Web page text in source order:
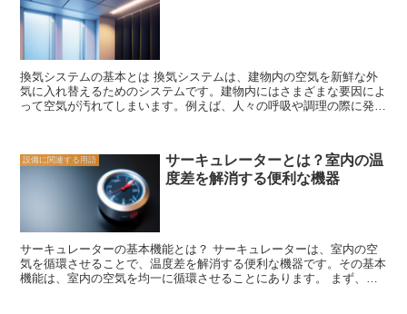
の選び方やメンテナンス方法についても注意が必要です。正しい使い
方を守り、長く安全にお風呂を楽しむためにも、専門家のアドバイス
を受けることをおすすめします。
よく保つため、お湯が冷めにくくなります。そのため、長時間入浴し
ていても快適な温度を保つことができます。 3. 身体にやさしい 和風
浴槽は、身体にやさしい特徴もあります。木材や石材は熱伝導率が低
いため、お湯の熱が直接身体に伝わりにくくなります。そのため、お
湯に浸かっていても身体が熱くなりすぎず、快適な入浴ができます。
4. 環境に配慮 和風浴槽は、環境に配慮した設計がされています。木
材や石材は再生可能な資源であり、廃棄物の処理も比較的容易です。
また、和風浴槽は省エネ効果もあります。お湯の温度を保ちやすいた
環境に配慮した設計など、さまざまな魅力を持っています。日本の伝
統的な風呂文化を体験したい方や、リラックスした入浴空間を求める
方にとって、和風浴槽はおすすめの設備です。ぜひ、自宅の風呂場に
和風浴槽を取り入れて、心地よい入浴体験を楽しんでみてください。
換気システムの基本とは 換気システムは、建物内の空気を新鮮な外
気に入れ替えるためのシステムです。建物内にはさまざまな要因によ
って空気が汚れてしまいます。例えば、人々の呼吸や調理の際に発生
取り入れることで、建物内の空気の質を改善することができます。
換気システムにはさまざまな種類がありますが、基本的な仕組みは共
通しています。まず、外気を取り入れるための給気口が設置されま
す。この給気口から外気が建物内に取り込まれます。次に、建物内の
汚れた空気を排出するための排気口が設置されます。この排気口から
汚れた空気が外に排出されます。そして、給気口と排気口の間には、
空気を循環させるためのファンや送風機が設置されます。 換気シス
テムの効果的な運用には、適切な風量や風速の設定が重要です。風量
が不足していると、十分な換気が行われず、空気の質が改善されませ
ん。一方、風量が過剰な場合は、建物内の温度や湿度が不快になる可
設備に関連する用語
サーキュレーターとは？室内の温
度差を解消する便利な機器
サーキュレーターの基本機能とは？ サーキュレーターは、室内の空
気を循環させることで、温度差を解消する便利な機器です。その基本
機能は、室内の空気を均一に循環させることにあります。 まず、サ